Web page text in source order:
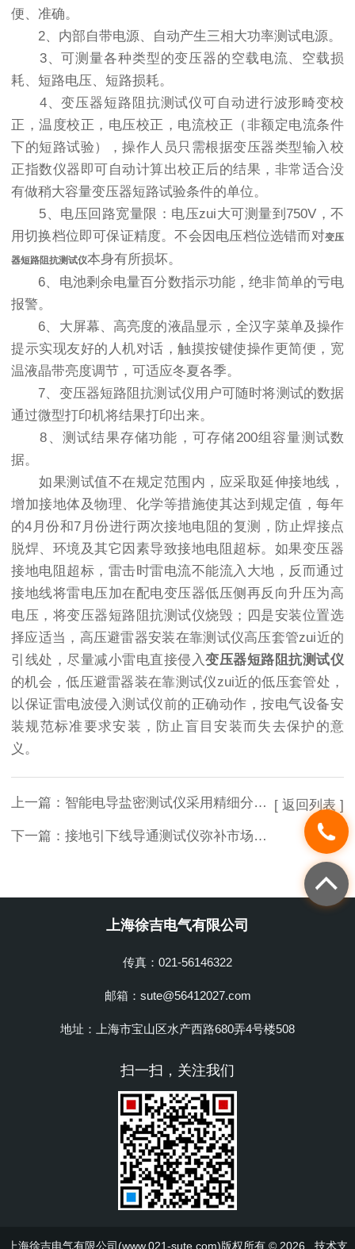
便、准确。
2、内部自带电源、自动产生三相大功率测试电源。
3、可测量各种类型的变压器的空载电流、空载损
耗、短路电压、短路损耗。
4、变压器短路阻抗测试仪可自动进行波形畸变校
正，温度校正，电压校正，电流校正（非额定电流条件
下的短路试验），操作人员只需根据变压器类型输入校
正指数仪器即可自动计算出校正后的结果，非常适合没
有做稍大容量变压器短路试验条件的单位。
5、电压回路宽量限：电压zui大可测量到750V，不
用切换档位即可保证精度。不会因电压档位选错而对变压
器短路阻抗测试仪本身有所损坏。
6、电池剩余电量百分数指示功能，绝非简单的亏电
报警。
6、大屏幕、高亮度的液晶显示，全汉字菜单及操作
提示实现友好的人机对话，触摸按键使操作更简便，宽
温液晶带亮度调节，可适应冬夏各季。
7、变压器短路阻抗测试仪用户可随时将测试的数据
通过微型打印机将结果打印出来。
8、测试结果存储功能，可存储200组容量测试数
据。
如果测试值不在规定范围内，应采取延伸接地线，
增加接地体及物理、化学等措施使其达到规定值，每年
的4月份和7月份进行两次接地电阻的复测，防止焊接点
脱焊、环境及其它因素导致接地电阻超标。如果变压器
接地电阻超标，雷击时雷电流不能流入大地，反而通过
接地线将雷电压加在配电变压器低压侧再反向升压为高
电压，将变压器短路阻抗测试仪烧毁；四是安装位置选
择应适当，高压避雷器安装在靠测试仪高压套管zui近的
引线处，尽量减小雷电直接侵入变压器短路阻抗测试仪
的机会，低压避雷器装在靠测试仪zui近的低压套管处，
以保证雷电波侵入测试仪前的正确动作，按电气设备安
装规范标准要求安装，防止盲目安装而失去保护的意
义。
上一篇： 智能电导盐密测试仪采用精细分段只能预测
下一篇： 接地引下线导通测试仪弥补市场的创新不足
[ 返回列表 ]
上海徐吉电气有限公司
传真：021-56146322
邮箱：sute@56412027.com
地址：上海市宝山区水产西路680弄4号楼508
扫一扫，关注我们
上海徐吉电气有限公司(www.021-sute.com)版权所有 © 2026 技术支